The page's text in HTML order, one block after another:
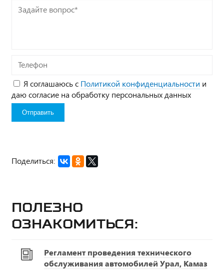
Задайте
вопрос*
Телефон
Я соглашаюсь с Политикой конфиденциальности и
даю согласие на обработку персональных данных
Поделиться:
Полезно
ознакомиться:
Регламент проведения технического
обслуживания автомобилей Урал, Камаз